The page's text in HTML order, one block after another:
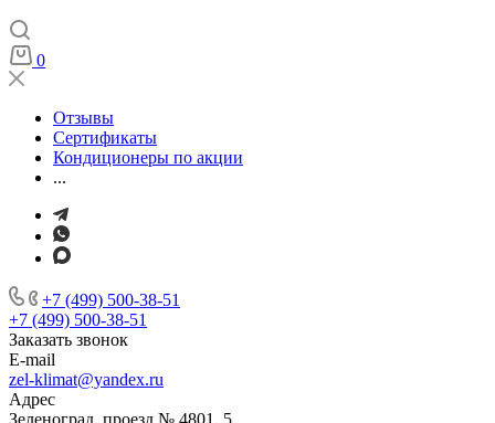
0
Отзывы
Сертификаты
Кондиционеры по акции
...
+7 (499) 500-38-51
+7 (499) 500-38-51
Заказать звонок
E-mail
zel-klimat@yandex.ru
Адрес
Зеленоград, проезд № 4801, 5